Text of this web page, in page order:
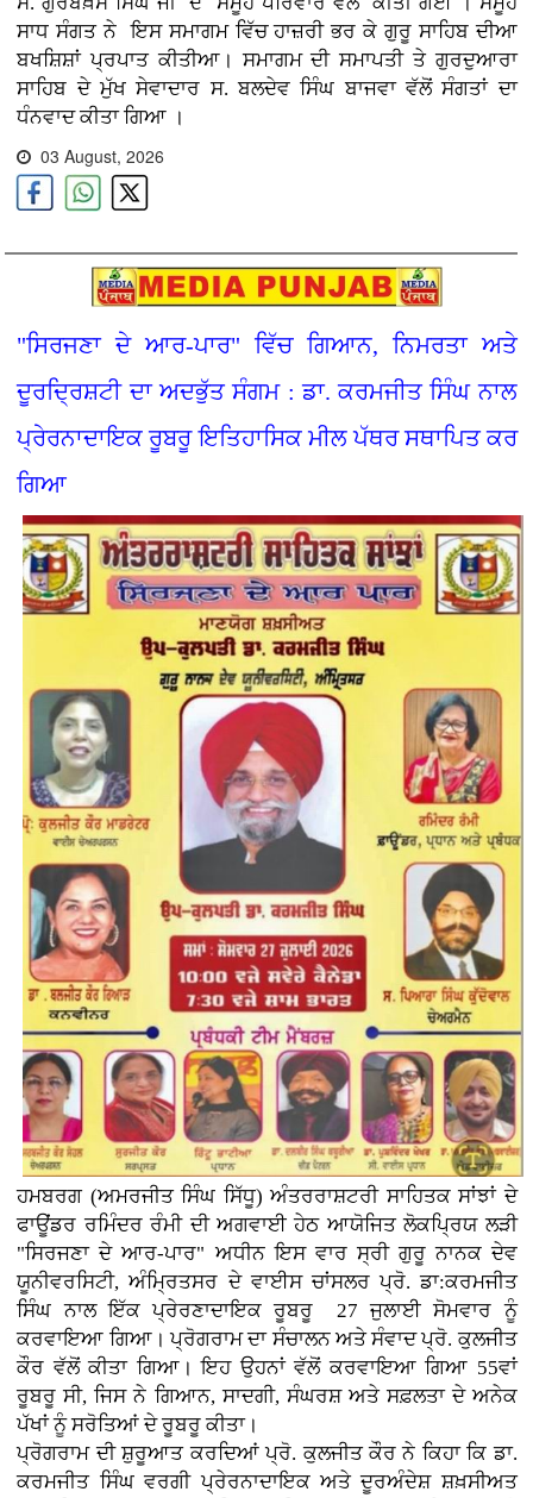
ਸਾਧ ਸੰਗਤ ਨੇ ਇਸ ਸਮਾਗਮ ਵਿੱਚ ਹਾਜ਼ਰੀ ਭਰ ਕੇ ਗੁਰੂ ਸਾਹਿਬ ਦੀਆ
ਬਖਸ਼ਿਸ਼ਾਂ ਪ੍ਰਪਾਤ ਕੀਤੀਆ। ਸਮਾਗਮ ਦੀ ਸਮਾਪਤੀ ਤੇ ਗੁਰਦੁਆਰਾ
ਸਾਹਿਬ ਦੇ ਮੁੱਖ ਸੇਵਾਦਾਰ ਸ. ਬਲਦੇਵ ਸਿੰਘ ਬਾਜਵਾ ਵੱਲੋਂ ਸੰਗਤਾਂ ਦਾ
ਧੰਨਵਾਦ ਕੀਤਾ ਗਿਆ ।
03 August, 2026
"ਸਿਰਜਣਾ ਦੇ ਆਰ-ਪਾਰ" ਵਿੱਚ ਗਿਆਨ, ਨਿਮਰਤਾ ਅਤੇ
ਦੂਰਦ੍ਰਿਸ਼ਟੀ ਦਾ ਅਦਭੁੱਤ ਸੰਗਮ : ਡਾ. ਕਰਮਜੀਤ ਸਿੰਘ ਨਾਲ
ਪ੍ਰੇਰਨਾਦਾਇਕ ਰੂਬਰੂ ਇਤਿਹਾਸਿਕ ਮੀਲ ਪੱਥਰ ਸਥਾਪਿਤ ਕਰ
ਗਿਆ
ਹਮਬਰਗ (ਅਮਰਜੀਤ ਸਿੰਘ ਸਿੱਧੂ) ਅੰਤਰਰਾਸ਼ਟਰੀ ਸਾਹਿਤਕ ਸਾਂਝਾਂ ਦੇ
ਫਾਊਂਡਰ ਰਮਿੰਦਰ ਰੰਮੀ ਦੀ ਅਗਵਾਈ ਹੇਠ ਆਯੋਜਿਤ ਲੋਕਪ੍ਰਿਯ ਲੜੀ
"ਸਿਰਜਣਾ ਦੇ ਆਰ-ਪਾਰ" ਅਧੀਨ ਇਸ ਵਾਰ ਸ੍ਰੀ ਗੁਰੂ ਨਾਨਕ ਦੇਵ
ਯੂਨੀਵਰਸਿਟੀ, ਅੰਮ੍ਰਿਤਸਰ ਦੇ ਵਾਈਸ ਚਾਂਸਲਰ ਪ੍ਰੋ. ਡਾ:ਕਰਮਜੀਤ
ਸਿੰਘ ਨਾਲ ਇੱਕ ਪ੍ਰੇਰਣਾਦਾਇਕ ਰੂਬਰੂ 27 ਜੁਲਾਈ ਸੋਮਵਾਰ ਨੂੰ
ਕਰਵਾਇਆ ਗਿਆ। ਪ੍ਰੋਗਰਾਮ ਦਾ ਸੰਚਾਲਨ ਅਤੇ ਸੰਵਾਦ ਪ੍ਰੋ. ਕੁਲਜੀਤ
ਕੌਰ ਵੱਲੋਂ ਕੀਤਾ ਗਿਆ। ਇਹ ਉਹਨਾਂ ਵੱਲੋਂ ਕਰਵਾਇਆ ਗਿਆ 55ਵਾਂ
ਰੂਬਰੂ ਸੀ, ਜਿਸ ਨੇ ਗਿਆਨ, ਸਾਦਗੀ, ਸੰਘਰਸ਼ ਅਤੇ ਸਫ਼ਲਤਾ ਦੇ ਅਨੇਕ
ਪੱਖਾਂ ਨੂੰ ਸਰੋਤਿਆਂ ਦੇ ਰੂਬਰੂ ਕੀਤਾ।
ਪ੍ਰੋਗਰਾਮ ਦੀ ਸ਼ੁਰੂਆਤ ਕਰਦਿਆਂ ਪ੍ਰੋ. ਕੁਲਜੀਤ ਕੌਰ ਨੇ ਕਿਹਾ ਕਿ ਡਾ.
ਕਰਮਜੀਤ ਸਿੰਘ ਵਰਗੀ ਪ੍ਰੇਰਨਾਦਾਇਕ ਅਤੇ ਦੂਰਅੰਦੇਸ਼ ਸ਼ਖ਼ਸੀਅਤ